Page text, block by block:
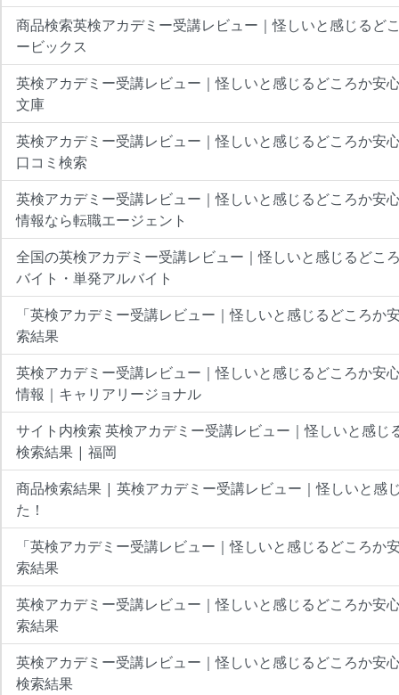
商品検索英検アカデミー受講レビュー｜怪しいと感じるど
ービックス
英検アカデミー受講レビュー｜怪しいと感じるどころか安
文庫
英検アカデミー受講レビュー｜怪しいと感じるどころか安
口コミ検索
英検アカデミー受講レビュー｜怪しいと感じるどころか安
情報なら転職エージェント
全国の英検アカデミー受講レビュー｜怪しいと感じるどこ
バイト・単発アルバイト
「英検アカデミー受講レビュー｜怪しいと感じるどころか
索結果
英検アカデミー受講レビュー｜怪しいと感じるどころか安
情報｜キャリアリージョナル
サイト内検索 英検アカデミー受講レビュー｜怪しいと感じ
検索結果 | 福岡
商品検索結果 | 英検アカデミー受講レビュー｜怪しいと感
た！
「英検アカデミー受講レビュー｜怪しいと感じるどころか
索結果
英検アカデミー受講レビュー｜怪しいと感じるどころか安
索結果
英検アカデミー受講レビュー｜怪しいと感じるどころか安
検索結果